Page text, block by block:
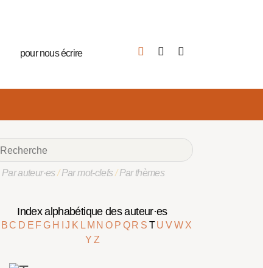
pour nous écrire
Par auteur·es/Par mot-clefs/Par thèmes
Index alphabétique des auteur·es
BC D E FG H IJ K L M NO P Q R S TUVW X
Y Z